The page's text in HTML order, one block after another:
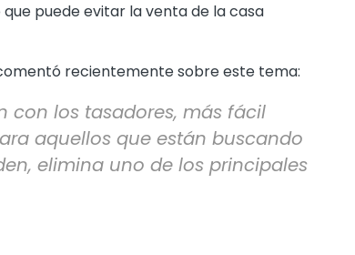
puede evitar la venta de la casa
recientemente sobre este tema:
con los tasadores, más fácil
aquellos que están buscando
elimina uno de los principales